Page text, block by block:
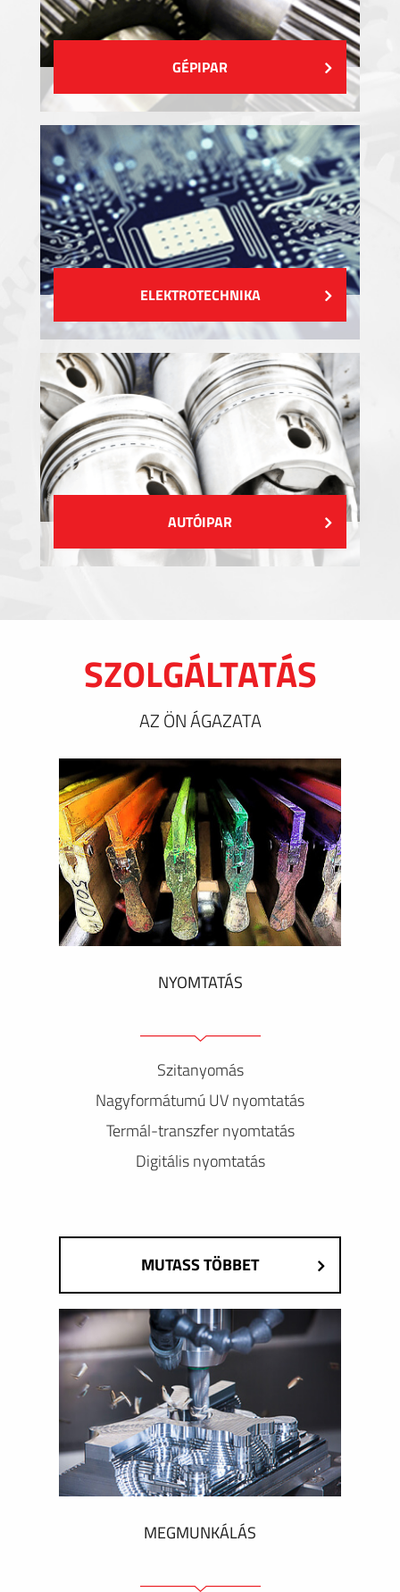
GÉPIPAR
ELEKTROTECHNIKA
AUTÓIPAR
SZOLGÁLTATÁS
AZ ÖN ÁGAZATA
NYOMTATÁS
Szitanyomás
Nagyformátumú UV nyomtatás
Termál-transzfer nyomtatás
Digitális nyomtatás
MUTASS TÖBBET
MEGMUNKÁLÁS